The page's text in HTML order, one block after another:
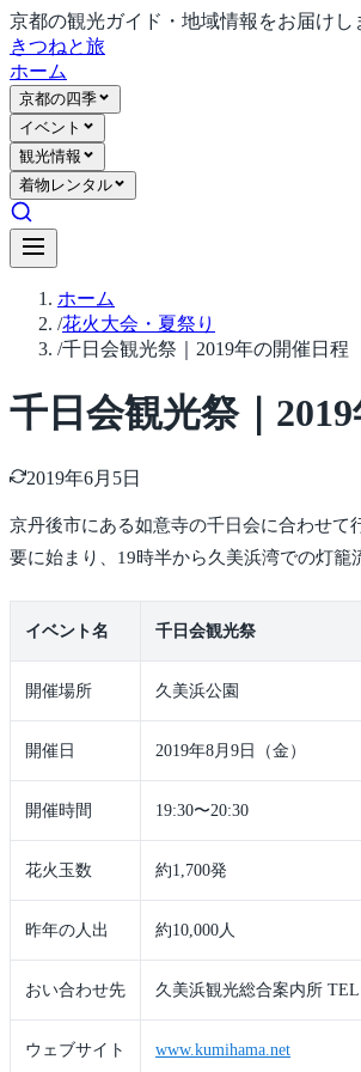
京都の観光ガイド・地域情報をお届けし
きつねと旅
ホーム
京都の四季
イベント
観光情報
着物レンタル
ホーム
/花火大会・夏祭り
/千日会観光祭｜2019年の開催日程
千日会観光祭｜
2019年6月5日
京丹後市にある如意寺の千日会に合わせ
要に始まり、19時半から久美浜湾での灯
イベント名 千日会観光祭
開催場所 久美浜公園
開催日 2019年8月9日（金）
開催時間 19:30〜20:30
花火玉数 約1,700発
昨年の人出 約10,000人
おい合わせ先 久美浜観光総合案内所
ウェブサイト www.kumihama.net